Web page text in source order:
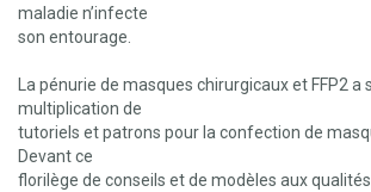
maladie n’infecte
son entourage.
La pénurie de masques chirurgicaux et FFP2 a
multiplication de
tutoriels et patrons pour la confection de
Devant ce
florilège de conseils et de modèles aux